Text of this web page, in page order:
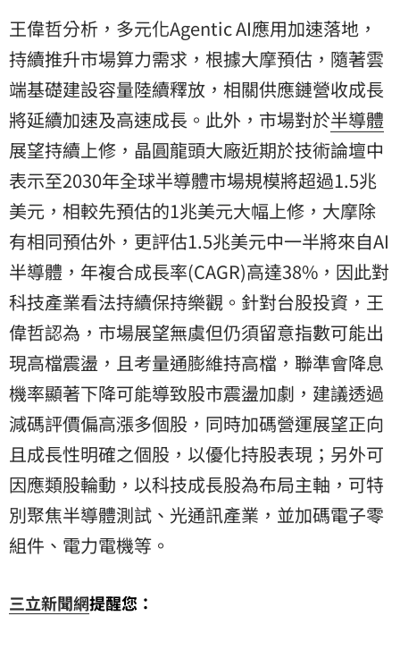
王偉哲分析，多元化Agentic AI應用加速落地，
持續推升市場算力需求，根據大摩預估，隨著雲
端基礎建設容量陸續釋放，相關供應鏈營收成長
將延續加速及高速成長。此外，市場對於半導體
展望持續上修，晶圓龍頭大廠近期於技術論壇中
表示至2030年全球半導體市場規模將超過1.5兆
美元，相較先預估的1兆美元大幅上修，大摩除
有相同預估外，更評估1.5兆美元中一半將來自AI
半導體，年複合成長率(CAGR)高達38%，因此對
科技產業看法持續保持樂觀。針對台股投資，王
偉哲認為，市場展望無虞但仍須留意指數可能出
現高檔震盪，且考量通膨維持高檔，聯準會降息
機率顯著下降可能導致股市震盪加劇，建議透過
減碼評價偏高漲多個股，同時加碼營運展望正向
且成長性明確之個股，以優化持股表現；另外可
因應類股輪動，以科技成長股為布局主軸，可特
別聚焦半導體測試、光通訊產業，並加碼電子零
組件、電力電機等。
三立新聞網提醒您：